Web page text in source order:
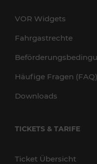
VOR Widgets
Fahrgastrechte
Häufige Fragen (FAQ)
Downloads
TICKETS & TARIFE
Ticket Übersicht